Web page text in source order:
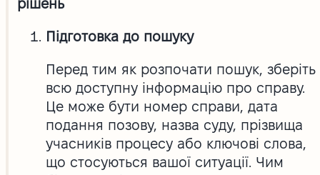
рішень
Підготовка до пошуку
Перед тим як розпочати пошук, зберіть
всю доступну інформацію про справу.
Це може бути номер справи, дата
подання позову, назва суду, прізвища
учасників процесу або ключові слова,
що стосуються вашої ситуації. Чим